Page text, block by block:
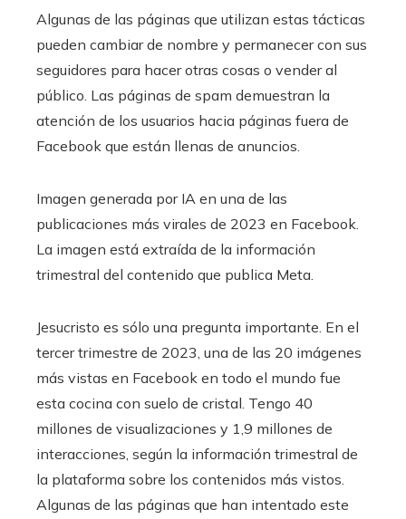
Algunas de las páginas que utilizan estas tácticas
pueden cambiar de nombre y permanecer con sus
seguidores para hacer otras cosas o vender al
público. Las páginas de spam demuestran la
atención de los usuarios hacia páginas fuera de
Facebook que están llenas de anuncios.
Imagen generada por IA en una de las
publicaciones más virales de 2023 en Facebook.
La imagen está extraída de la información
trimestral del contenido que publica Meta.
Jesucristo es sólo una pregunta importante. En el
tercer trimestre de 2023, una de las 20 imágenes
más vistas en Facebook en todo el mundo fue
esta cocina con suelo de cristal. Tengo 40
millones de visualizaciones y 1,9 millones de
interacciones, según la información trimestral de
la plataforma sobre los contenidos más vistos.
Algunas de las páginas que han intentado este